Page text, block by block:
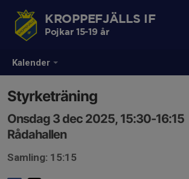
Kalender
KROPPEFJÄLLS IF
Pojkar 15-19 år
Styrketräning
Onsdag 3 dec 2025, 15:30-16:15
Rådahallen
Samling: 15:15